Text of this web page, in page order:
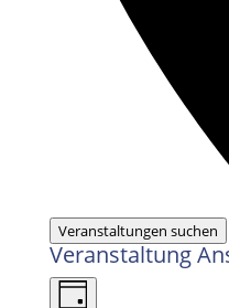
Veranstaltungen suchen
Veranstaltung